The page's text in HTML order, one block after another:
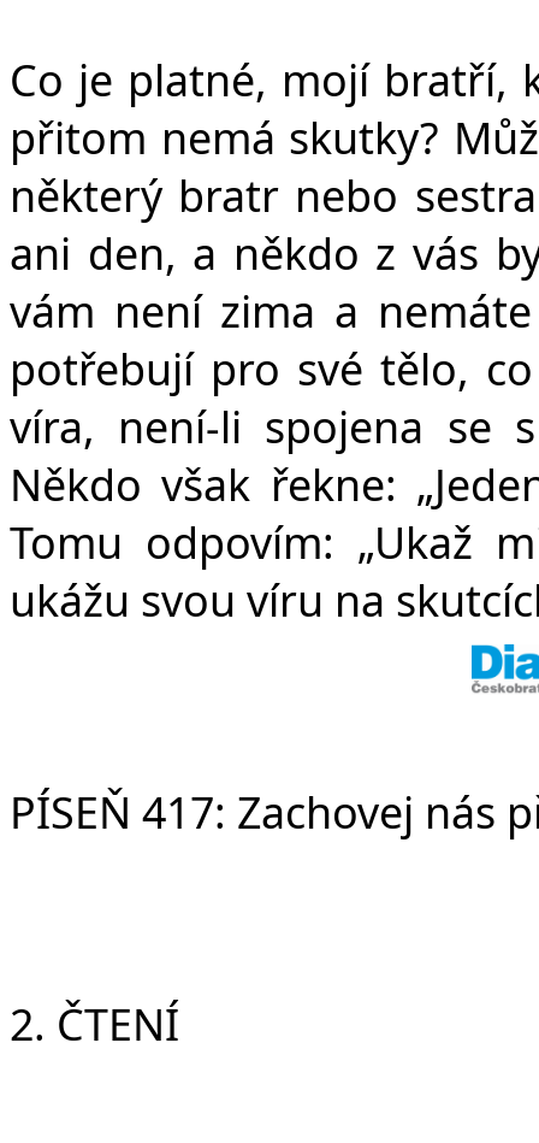
Co je platné, mojí bratří,
přitom nemá skutky?
některý bratr nebo
ani den, a někdo z vás
vám není zima a
potřebují pro své tělo,
víra, není-li spojena se
Někdo však řekne:
Tomu odpovím: „Ukaž
ukážu svou víru na
PÍSEŇ 417: Zachovej nás
2. ČTENÍ